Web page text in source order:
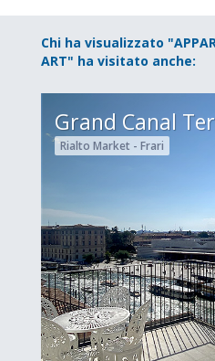
Chi ha visualizzato
ART" ha visitato anche:
Grand Canal
Rialto Market - Frari